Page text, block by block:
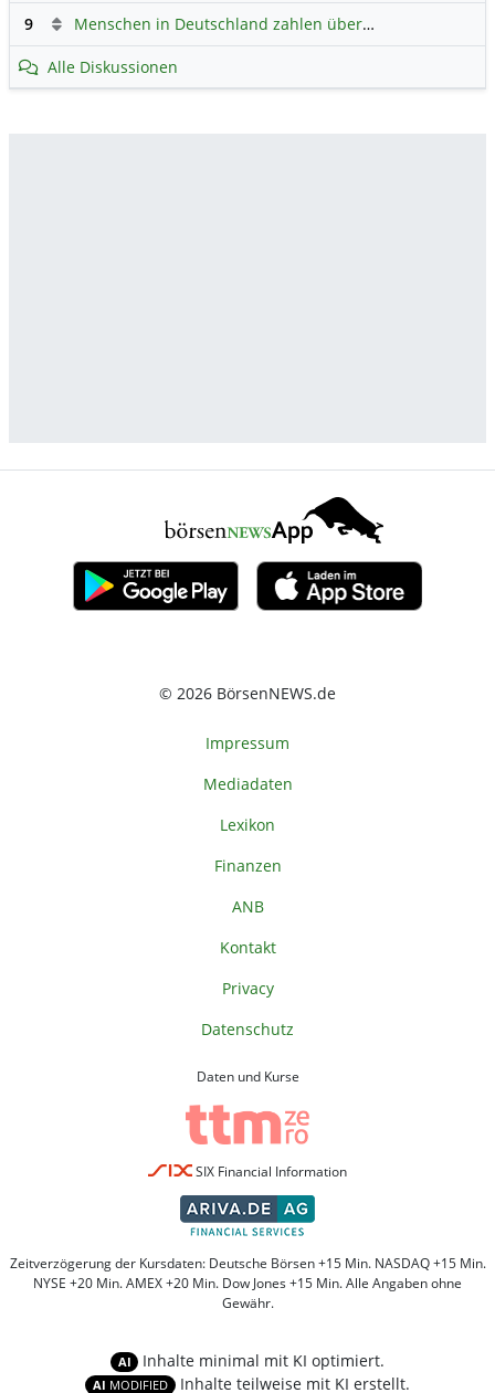
9 Menschen in Deutschland zahlen überwiegend ohne Bargeld
Alle Diskussionen
© 2026 BörsenNEWS.de
Impressum
Mediadaten
Lexikon
Finanzen
ANB
Kontakt
Privacy
Datenschutz
Daten und Kurse
SIX Financial Information
Zeitverzögerung der Kursdaten: Deutsche Börsen +15 Min. NASDAQ +15 Min.
NYSE +20 Min. AMEX +20 Min. Dow Jones +15 Min. Alle Angaben ohne
Gewähr.
AI Inhalte minimal mit KI optimiert.
AI MODIFIED Inhalte teilweise mit KI erstellt.